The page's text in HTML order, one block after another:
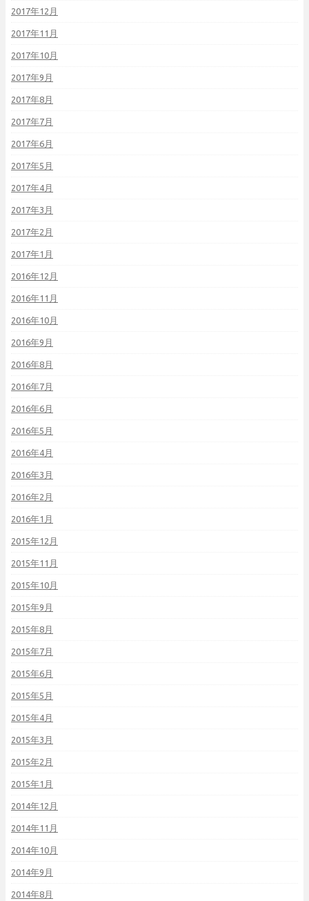
2017年12月
2017年11月
2017年10月
2017年9月
2017年8月
2017年7月
2017年6月
2017年5月
2017年4月
2017年3月
2017年2月
2017年1月
2016年12月
2016年11月
2016年10月
2016年9月
2016年8月
2016年7月
2016年6月
2016年5月
2016年4月
2016年3月
2016年2月
2016年1月
2015年12月
2015年11月
2015年10月
2015年9月
2015年8月
2015年7月
2015年6月
2015年5月
2015年4月
2015年3月
2015年2月
2015年1月
2014年12月
2014年11月
2014年10月
2014年9月
2014年8月